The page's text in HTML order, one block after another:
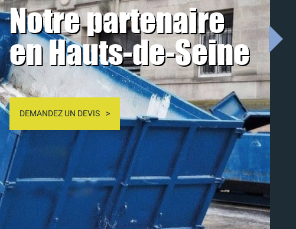
Notre partenaire
en Hauts-de-Seine
DEMANDEZ UN DEVIS